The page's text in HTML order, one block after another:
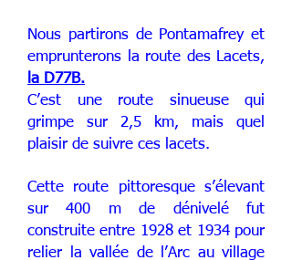
Nous partirons de Pontamafrey et
emprunterons la route des Lacets,
la D77B.
C’est une route sinueuse qui
grimpe sur 2,5 km, mais quel
plaisir de suivre ces lacets.
Cette route pittoresque s’élevant
sur 400 m de dénivelé fut
construite entre 1928 et 1934 pour
relier la vallée de l’Arc au village